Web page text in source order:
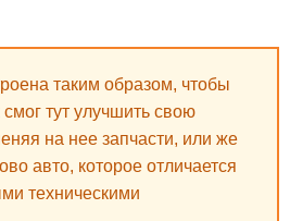
таким образом, чтобы
тут улучшить свою
на нее запчасти, или же
авто, которое отличается
техническими